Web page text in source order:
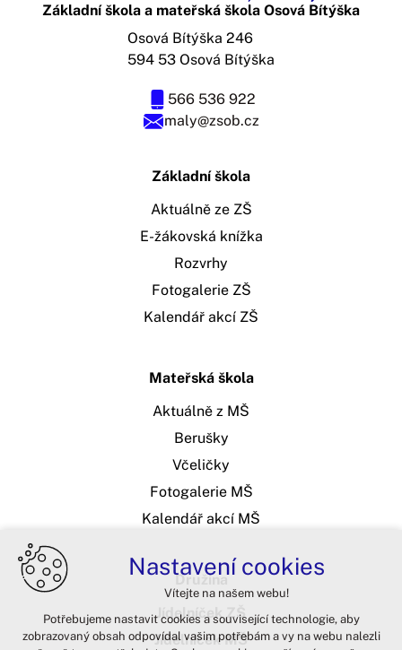
Základní škola a mateřská škola Osová Bítýška
maly@zsob.cz
566 536 922
Osová Bítýška 246
594 53 Osová Bítýška
Základní škola
Aktuálně ze ZŠ
E-žákovská knížka
Rozvrhy
Fotogalerie ZŠ
Kalendář akcí ZŠ
Mateřská škola
Aktuálně z MŠ
Berušky
Včeličky
Fotogalerie MŠ
Kalendář akcí MŠ
Družina
Jídelníček ZŠ
Jídelníček MŠ
Nastavení cookies
Vítejte na našem webu!
Potřebujeme nastavit cookies a související technologie, aby
zobrazovaný obsah odpovídal vašim potřebám a vy na webu nalezli